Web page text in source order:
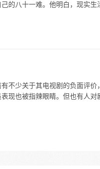
的八十一难。他明白，现实
不少关于其电视剧的负面评价
现也被指辣眼睛。但也有人